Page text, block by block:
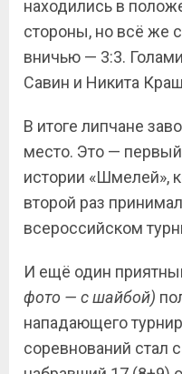
находились в
стороны, но всё же
вничью — 3:3.
Савин и Никита
В итоге липчане
место. Это —
истории «Шмелей»,
второй раз
всероссийском
И ещё один
фото — с шайбой)
нападающего
соревнований стал